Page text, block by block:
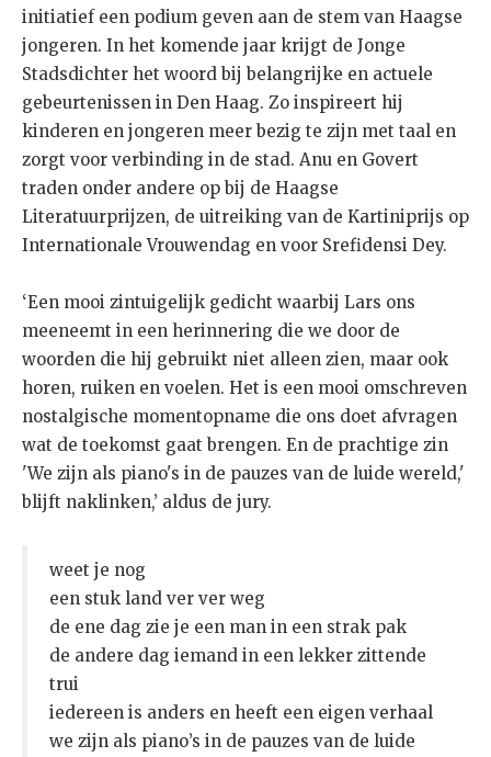
initiatief een podium geven aan de stem van Haagse
jongeren. In het komende jaar krijgt de Jonge
Stadsdichter het woord bij belangrijke en actuele
gebeurtenissen in Den Haag. Zo inspireert hij
kinderen en jongeren meer bezig te zijn met taal en
zorgt voor verbinding in de stad. Anu en Govert
traden onder andere op bij de Haagse
Literatuurprijzen, de uitreiking van de Kartiniprijs op
Internationale Vrouwendag en voor Srefidensi Dey.
‘Een mooi zintuigelijk gedicht waarbij Lars ons
meeneemt in een herinnering die we door de
woorden die hij gebruikt niet alleen zien, maar ook
horen, ruiken en voelen. Het is een mooi omschreven
nostalgische momentopname die ons doet afvragen
wat de toekomst gaat brengen. En de prachtige zin
'We zijn als piano's in de pauzes van de luide wereld,'
blijft naklinken,’ aldus de jury.
weet je nog
een stuk land ver ver weg
de ene dag zie je een man in een strak pak
de andere dag iemand in een lekker zittende
trui
iedereen is anders en heeft een eigen verhaal
we zijn als piano’s in de pauzes van de luide